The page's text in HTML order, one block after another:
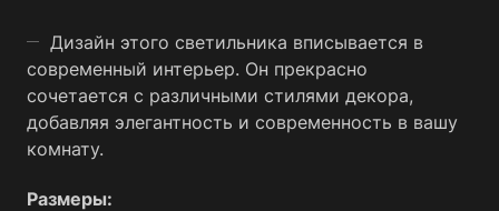
Дизайн этого светильника вписывается в
современный интерьер. Он прекрасно
сочетается с различными стилями декора,
добавляя элегантность и современность в вашу
комнату.
Размеры: